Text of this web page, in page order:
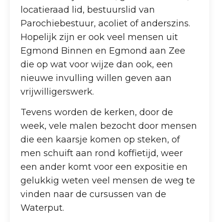
locatieraad lid, bestuurslid van
Parochiebestuur, acoliet of anderszins.
Hopelijk zijn er ook veel mensen uit
Egmond Binnen en Egmond aan Zee
die op wat voor wijze dan ook, een
nieuwe invulling willen geven aan
vrijwilligerswerk.
Tevens worden de kerken, door de
week, vele malen bezocht door mensen
die een kaarsje komen op steken, of
men schuift aan rond koffietijd, weer
een ander komt voor een expositie en
gelukkig weten veel mensen de weg te
vinden naar de cursussen van de
Waterput.